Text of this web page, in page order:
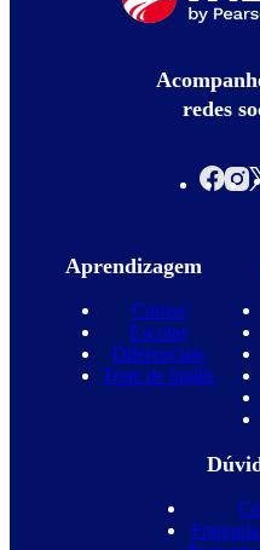
redes
Aprendizagem
Cursos
Escolas
Diferenciais
Teste de inglês